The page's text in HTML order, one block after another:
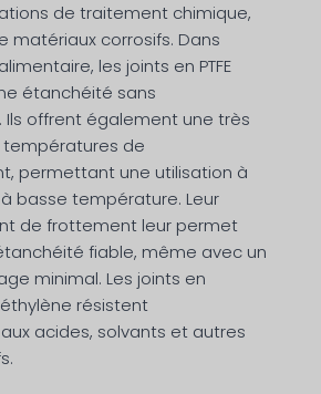
de traitement chimique,
matériaux corrosifs. Dans
les joints en PTFE
étanchéité sans
offrent également une très
de
permettant une utilisation à
basse température. Leur
de frottement leur permet
fiable, même avec un
minimal. Les joints en
résistent
acides, solvants et autres